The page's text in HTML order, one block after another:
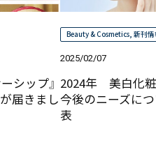
シップ』
届きまし
Beauty & Cosmetics,新刊
2025/02/07
2024年 美白化
今後のニーズに
表